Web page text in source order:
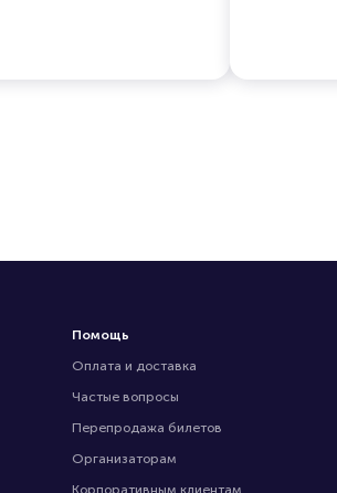
Помощь
Оплата и доставка
Частые вопросы
Перепродажа билетов
Организаторам
Корпоративным клиентам